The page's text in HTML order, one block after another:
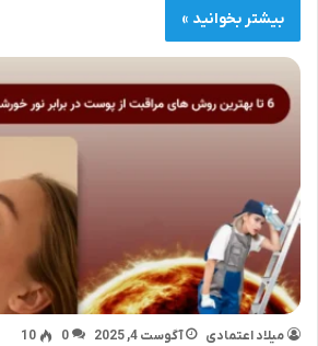
بیشتر بخوانید »
میلاد اعتمادی آگوست 4, 2025 0
10